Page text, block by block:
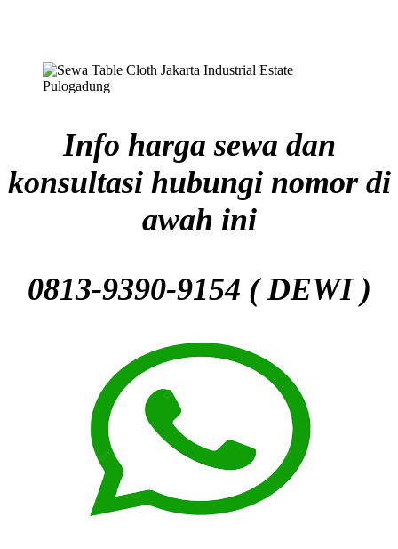
Info harga sewa dan
konsultasi hubungi nomor di
awah ini
0813-9390-9154 ( DEWI )